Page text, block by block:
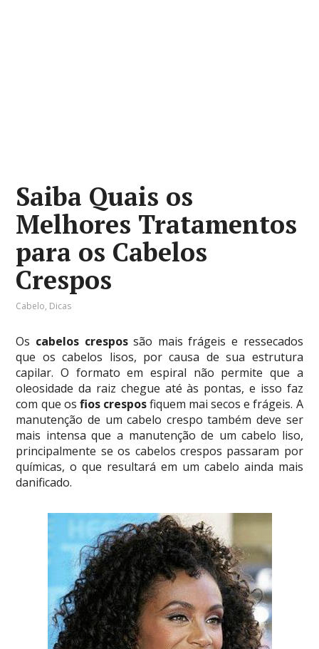
Saiba Quais os
Melhores Tratamentos
para os Cabelos
Crespos
Cabelo, Dicas
Os cabelos crespossão mais frágeis e ressecados
que os cabelos lisos, por causa de sua estrutura
capilar. O formato em espiral não permite que a
oleosidade da raiz chegue até às pontas, e isso faz
com que os fios cresposfiquem mai secos e frágeis. A
manutenção de um cabelo crespo também deve ser
mais intensa que a manutenção de um cabelo liso,
principalmente se os cabelos crespos passaram por
químicas, o que resultará em um cabelo ainda mais
danificado.